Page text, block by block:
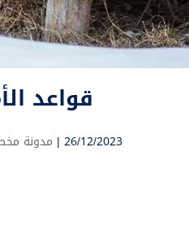
قواعد
26/12/2023 | مدونة